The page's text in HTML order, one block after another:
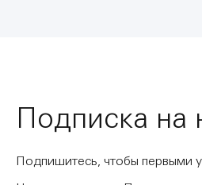
Подписка на
Подпишитесь, чтобы первыми